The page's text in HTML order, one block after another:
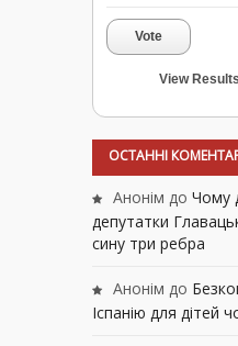
Vote
View Results
ОСТАННІ
Анонім до Чому
депутатки
сину три ребра
Анонім до
Іспанію для дітей